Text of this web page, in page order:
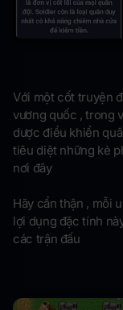
Với một cốt truyện
vương quốc , trong
dược điều khiển
tiêu diệt những kẻ
nơi đây
Hãy cẩn thận , mỗi
lợi dụng đặc tính
các trận đấu